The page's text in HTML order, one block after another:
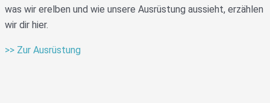
was wir erelben und wie unsere Ausrüstung aussieht, erzählen
wir dir hier.
>> Zur Ausrüstung